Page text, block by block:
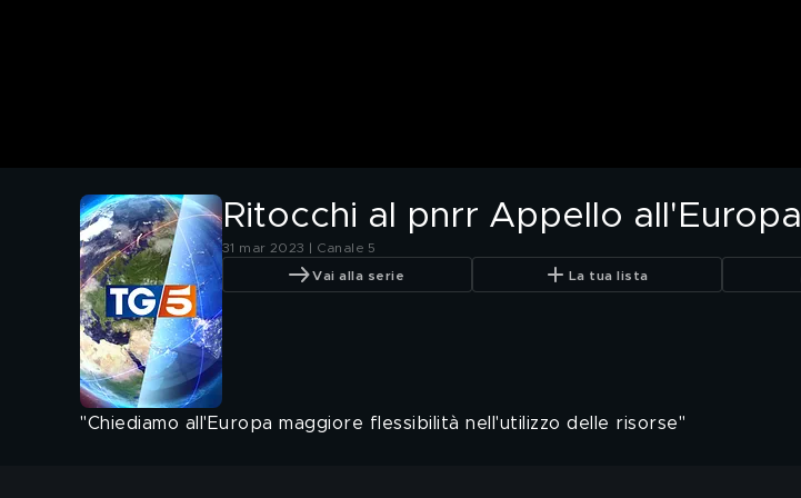
Ritocchi al pnrr Appello all'Europa
31 mar 2023 | Canale 5
Vai alla serie La tua lista
"Chiediamo all'Europa maggiore flessibilità nell'utilizzo delle risorse"